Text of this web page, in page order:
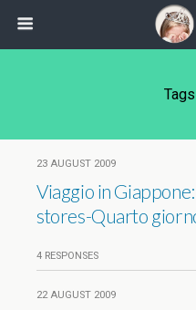
23 AUGUST 2009
Viaggio in
stores-Quarto
4 RESPONSES
22 AUGUST 2009